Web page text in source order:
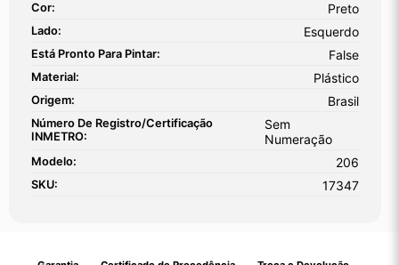
Cor: Preto
Lado: Esquerdo
Está Pronto Para Pintar: False
Material: Plástico
Origem: Brasil
Número De Registro/certificação
INMETRO:
Sem
Numeração
Modelo: 206
SKU: 17347